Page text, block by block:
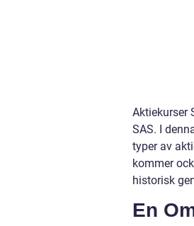
Aktiekurser
SAS. I
typer av
kommer
historisk
En